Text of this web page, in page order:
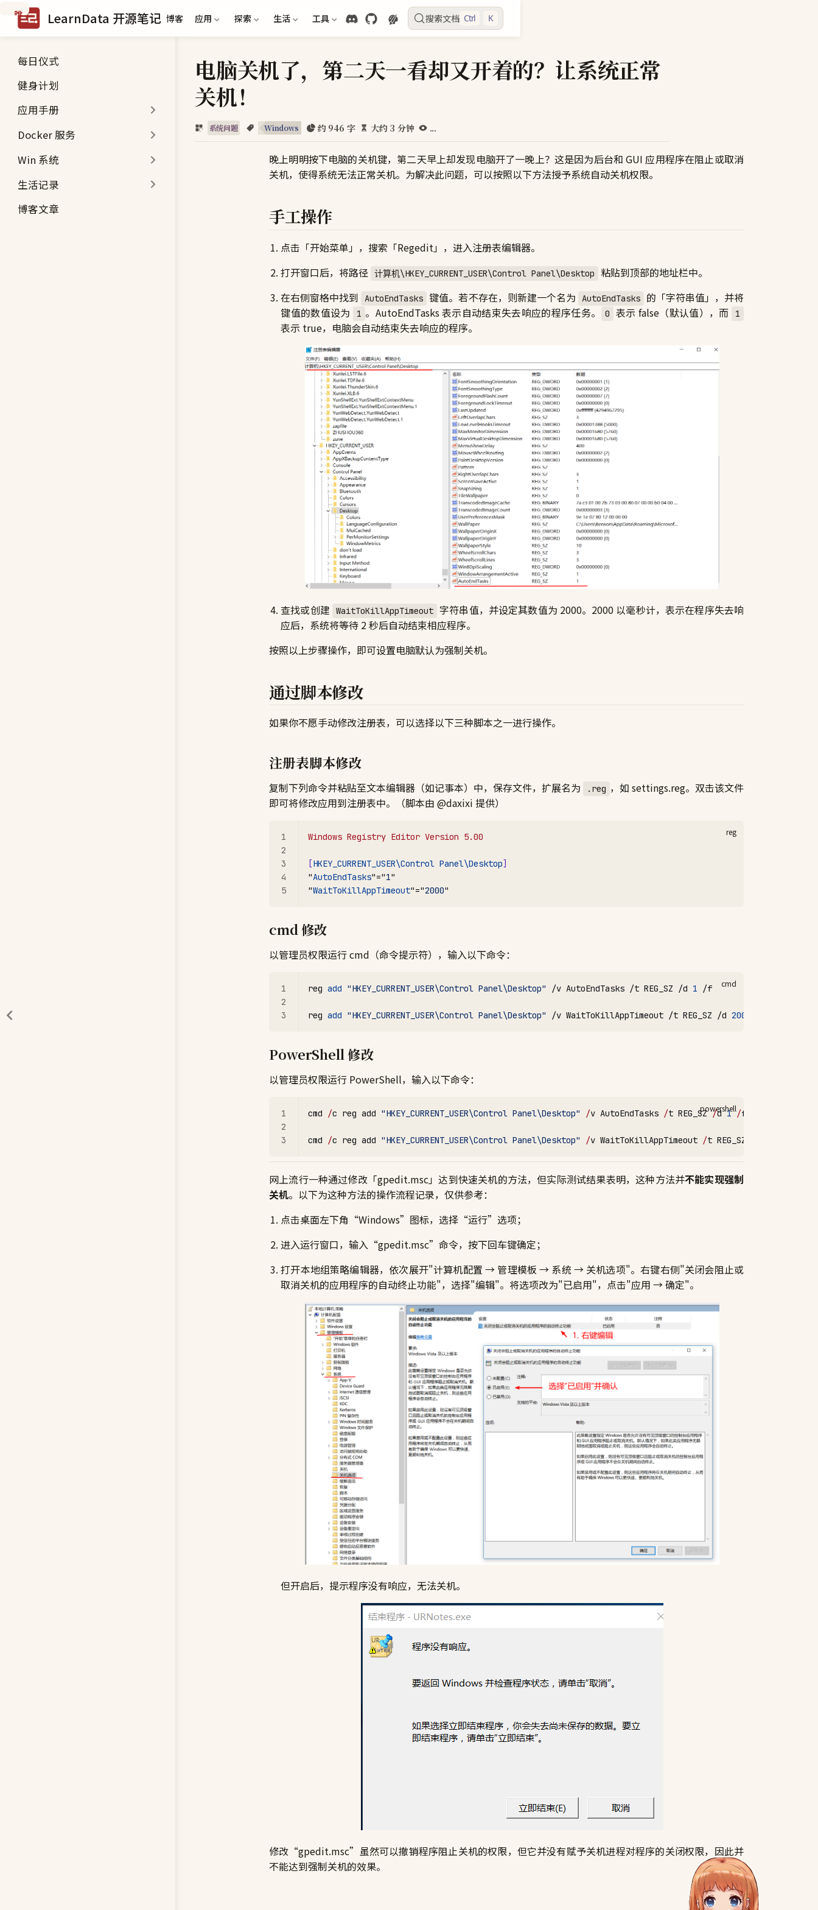
跳
到
主
内
容
LearnData 开源笔记 博客 应用 探索 生活 工具 搜索文档 Ctrl K
每日仪式
健身计划
应用手册
Docker 服务
Win 系统
生活记录
博客文章
电脑关机了，第二天一看却又开着的？让系统正常
关机！
系统问题 Windows 约 946 字 大约 3 分钟 ...
晚上明明按下电脑的关机键，第二天早上却发现电脑开了一晚上？这是因为后台和 GUI 应用程序在阻止或取消
关机，使得系统无法正常关机。为解决此问题，可以按照以下方法授予系统自动关机权限。
手工操作
点击「开始菜单」，搜索「Regedit」，进入注册表编辑器。
打开窗口后，将路径 计算机\HKEY_CURRENT_USER\Control Panel\Desktop
粘贴到顶部的地址栏中。
在右侧窗格中找到
AutoEndTasks 键值。若不存在，则新建一个名为 AutoEndTasks
的「字符串值」，并将
键值的数值设为
1 。AutoEndTasks 表示自动结束失去响应的程序任务。 0 表示 false（默认值），而 1
表示 true，电脑会自动结束失去响应的程序。
查找或创建 WaitToKillAppTimeout 字符串值，并设定其数值为 2000。2000 以毫秒计，表示在程序失去响
应后，系统将等待 2 秒后自动结束相应程序。
按照以上步骤操作，即可设置电脑默认为强制关机。
通过脚本修改
如果你不愿手动修改注册表，可以选择以下三种脚本之一进行操作。
注册表脚本修改
复制下列命令并粘贴至文本编辑器（如记事本）中，保存文件，扩展名为 .reg ，如 settings.reg。双击该文件
即可将修改应用到注册表中。（脚本由 @daxixi 提供）
Windows Registry Editor Version 5.00
[HKEY_CURRENT_USER\Control Panel\Desktop]
"AutoEndTasks"="1"
"WaitToKillAppTimeout"="2000"
cmd 修改
以管理员权限运行 cmd（命令提示符），输入以下命令：
reg add "HKEY_CURRENT_USER\Control Panel\Desktop" /v AutoEndTasks /t REG_SZ /d 1 /f
reg add "HKEY_CURRENT_USER\Control Panel\Desktop" /v WaitToKillAppTimeout /t REG_SZ /d 2000
PowerShell 修改
以管理员权限运行 PowerShell，输入以下命令：
cmd /c reg add "HKEY_CURRENT_USER\Control Panel\Desktop" /v AutoEndTasks /t REG_SZ /d 1 /f
cmd /c reg add "HKEY_CURRENT_USER\Control Panel\Desktop" /v WaitToKillAppTimeout /t REG_SZ
网上流行一种通过修改「gpedit.msc」达到快速关机的方法，但实际测试结果表明，这种方法并不能实现强制
关机。以下为这种方法的操作流程记录，仅供参考：
点击桌面左下角“Windows”图标，选择“运行”选项；
进入运行窗口，输入“gpedit.msc”命令，按下回车键确定；
打开本地组策略编辑器，依次展开"计算机配置 → 管理模板 → 系统 → 关机选项"。右键右侧"关闭会阻止或
取消关机的应用程序的自动终止功能"，选择"编辑"。将选项改为"已启用"，点击"应用 → 确定"。
但开启后，提示程序没有响应，无法关机。
修改“gpedit.msc”虽然可以撤销程序阻止关机的权限，但它并没有赋予关机进程对程序的关闭权限，因此并
不能达到强制关机的效果。